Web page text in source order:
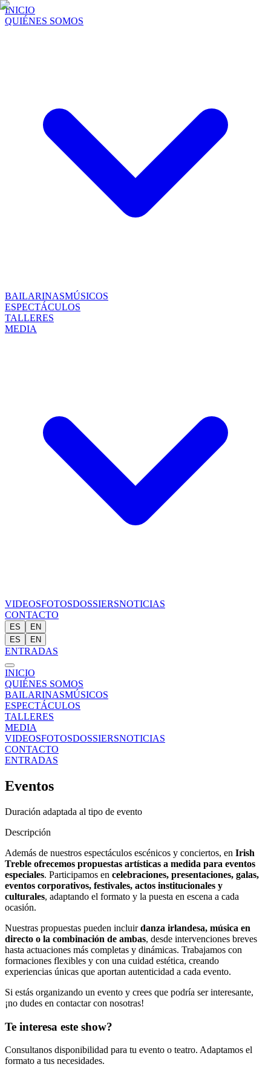
INICIO
QUIÉNES SOMOS
BAILARINASMÚSICOS
ESPECTÁCULOS
TALLERES
MEDIA
VIDEOSFOTOSDOSSIERSNOTICIAS
CONTACTO
ES
EN
ES
EN
ENTRADAS
INICIO
QUIÉNES SOMOS
BAILARINASMÚSICOS
ESPECTÁCULOS
TALLERES
MEDIA
VIDEOSFOTOSDOSSIERSNOTICIAS
CONTACTO
ENTRADAS
Eventos
Duración adaptada al tipo de evento
Descripción
Además de nuestros espectáculos escénicos y conciertos, en Irish
Treble ofrecemos propuestas artísticas a medida para eventos
especiales. Participamos en celebraciones, presentaciones, galas,
eventos corporativos, festivales, actos institucionales y
culturales, adaptando el formato y la puesta en escena a cada
ocasión.
Nuestras propuestas pueden incluirdanza irlandesa, música en
directo o la combinación de ambas, desde intervenciones breves
hasta actuaciones más completas y dinámicas. Trabajamos con
formaciones flexibles y con una cuidad estética, creando
experiencias únicas que aportan autenticidad a cada evento.
Si estás organizando un evento y crees que podría ser interesante,
¡no dudes en contactar con nosotras!
Te interesa este show?
Consultanos disponibilidad para tu evento o teatro. Adaptamos el
formato a tus necesidades.